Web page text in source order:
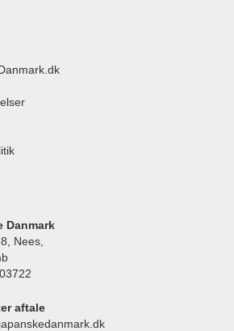
Danmark
Nees,
aftale